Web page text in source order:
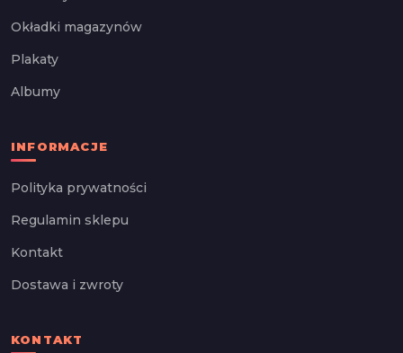
Okładki magazynów
Plakaty
Albumy
INFORMACJE
Polityka prywatności
Regulamin sklepu
Kontakt
Dostawa i zwroty
KONTAKT